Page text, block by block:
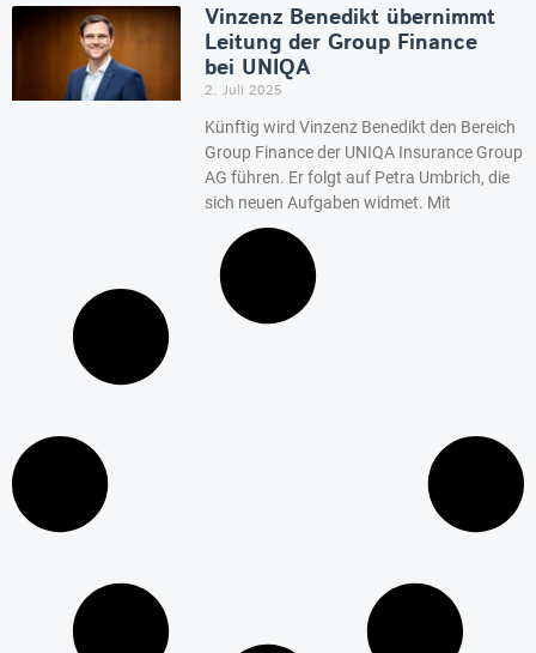
Vinzenz Benedikt übernimmt
Leitung der Group Finance
bei UNIQA
2. Juli 2025
Künftig wird Vinzenz Benedikt den Bereich
Group Finance der UNIQA Insurance Group
AG führen. Er folgt auf Petra Umbrich, die
sich neuen Aufgaben widmet. Mit